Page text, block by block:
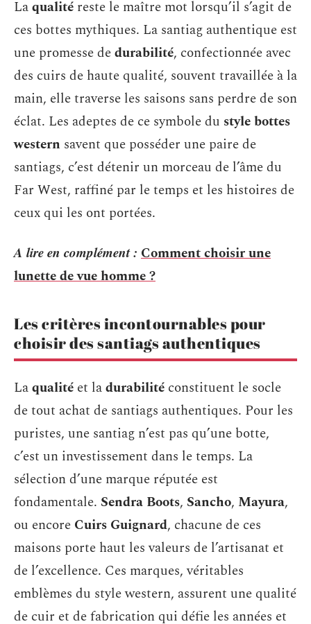
Laqualité reste le maître mot lorsqu’il s’agit de
ces bottes mythiques. La santiag authentique est
une promesse dedurabilité, confectionnée avec
des cuirs de haute qualité, souvent travaillée à la
main, elle traverse les saisons sans perdre de son
éclat. Les adeptes de ce symbole du style bottes
western savent que posséder une paire de
santiags, c’est détenir un morceau de l’âme du
Far West, raffiné par le temps et les histoires de
ceux qui les ont portées.
A lire en complément : Comment choisir une
lunette de vue homme ?
Les critères incontournables pour
choisir des santiags authentiques
Laqualité et ladurabilité constituent le socle
de tout achat de santiags authentiques. Pour les
puristes, une santiag n’est pas qu’une botte,
c’est un investissement dans le temps. La
sélection d’une marque réputée est
fondamentale. Sendra Boots, Sancho, Mayura,
ou encore Cuirs Guignard, chacune de ces
maisons porte haut les valeurs de l’artisanat et
de l’excellence. Ces marques, véritables
emblèmes du style western, assurent une qualité
de cuir et de fabrication qui défie les années et